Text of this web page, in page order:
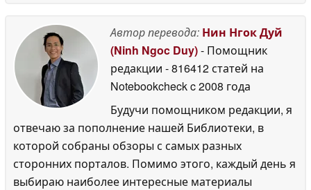
Автор перевода: Нин Нгок Дуй
(Ninh Ngoc Duy)- Помощник
редакции - 816412 статей на
Notebookcheckc 2008 года
Будучи помощником редакции, я
отвечаю за пополнение нашей Библиотеки, в
которой собраны обзоры с самых разных
сторонних порталов. Помимо этого, каждый день я
выбираю наиболее интересные материалы